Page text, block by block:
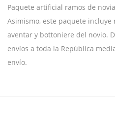
Paquete artificial ramos de
Asimismo, este paquete
aventar y bottoniere del novio.
envíos a toda la República
envío.